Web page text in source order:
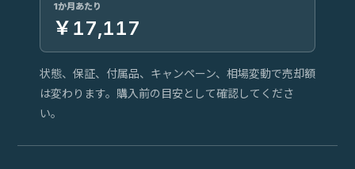
1か月あたり
￥17,117
状態、保証、付属品、キャンペーン、相場変動で売却額
は変わります。購入前の目安として確認してくださ
い。